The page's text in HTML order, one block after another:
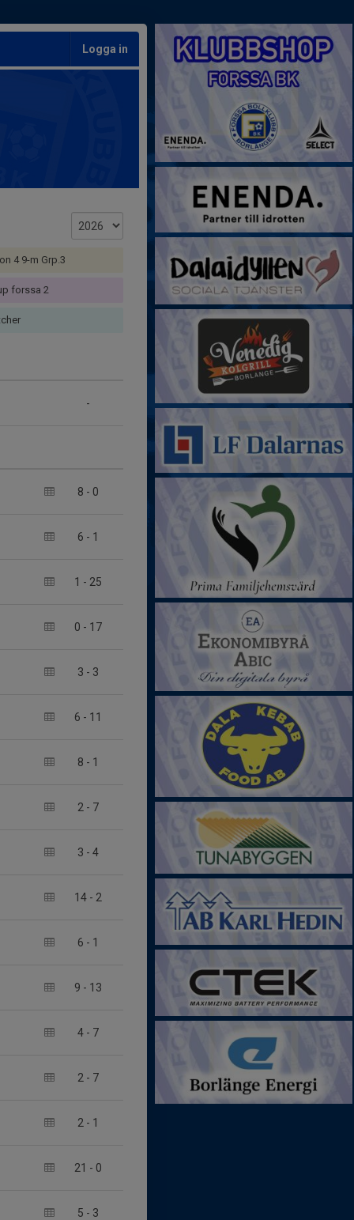
Logga in
4 9-m Grp.3
forssa 2
-
8 - 0
6 - 1
1 - 25
0 - 17
3 - 3
6 - 11
8 - 1
2 - 7
3 - 4
14 - 2
6 - 1
9 - 13
4 - 7
2 - 7
2 - 1
21 - 0
5 - 3